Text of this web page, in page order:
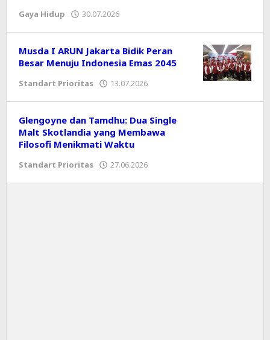
Gaya Hidup 30.07.2026
Musda I ARUN Jakarta Bidik Peran
Besar Menuju Indonesia Emas 2045
Standart Prioritas 13.07.2026
Glengoyne dan Tamdhu: Dua Single
Malt Skotlandia yang Membawa
Filosofi Menikmati Waktu
Standart Prioritas 27.06.2026